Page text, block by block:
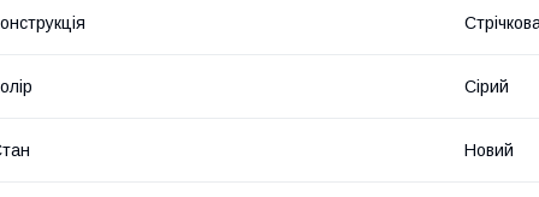
Сірий
Новий